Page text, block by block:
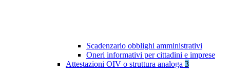
Scadenzario obblighi amministrativi
Oneri informativi per cittadini e imprese
Attestazioni OIV o struttura analoga 3